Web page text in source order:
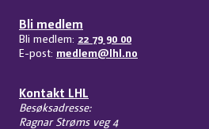
Bli medlem
Bli medlem: 22 79 90 00
E-post: medlem@lhl.no
Kontakt LHL
Besøksadresse:
Ragnar Strøms veg 4